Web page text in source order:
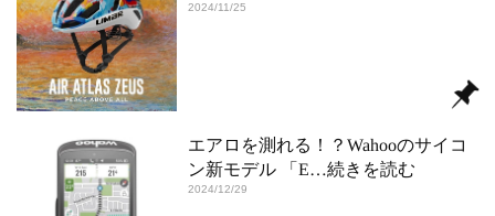
2024/11/25
エアロを測れる！？Wahooのサイコ
ン新モデル 「E…続きを読む
2024/12/29